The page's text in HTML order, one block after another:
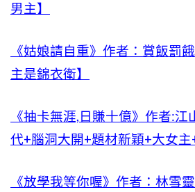
男主】
《姑娘請自重》作者：賞飯罰
主是錦衣衛】
《抽卡無涯,日賺十億》作者:
代+腦洞大開+題材新穎+大女主
《放學我等你喔》作者：林雪靈